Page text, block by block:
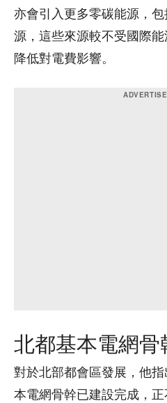
亦會引入更多零碳能源，
源，這些來源較不受國際
降低對電費影響。
北都基本電網
對於北部都會區發展，他
本電網骨幹已建設完成，